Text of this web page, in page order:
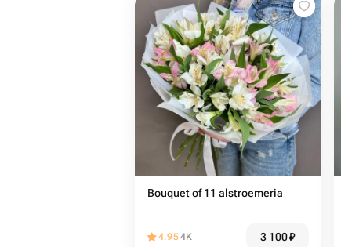
Bouquet of 11 alstroemeria
4.954K 3 100₽